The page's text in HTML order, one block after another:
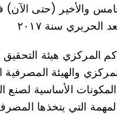
والأخير (حتى
سنة ۲۰۱۷
المركزي هيئة التحقيق
والهيئة المصرفية
الأساسية لصنع
التي يتخذها